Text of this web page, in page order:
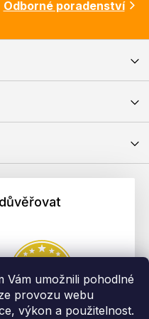
Vám umožnili pohodlné
provozu webu
výkon a použitelnost.
Odborné poradenství